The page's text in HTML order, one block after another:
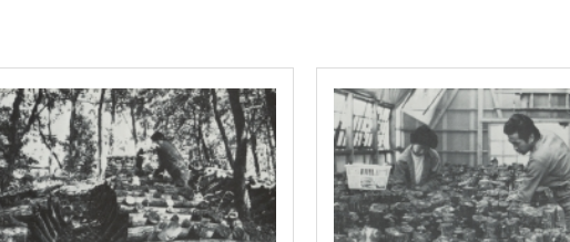
病院
市議会
管理者
納室
市立総合医療センター
患者サポートセンター